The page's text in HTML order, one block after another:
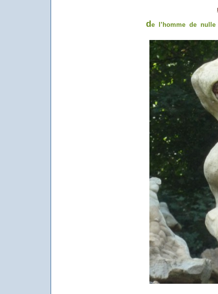
d e l’homme de nulle